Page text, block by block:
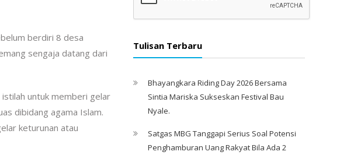
berdiri 8 desa
sengaja datang dari
istilah untuk memberi gelar
dibidang agama Islam.
keturunan atau
Tulisan Terbaru
Bhayangkara Riding Day 2026 Bersama
Sintia Mariska Sukseskan Festival Bau
Nyale. ‎
Satgas MBG Tanggapi Serius Soal Potensi
Penghamburan Uang Rakyat Bila Ada 2